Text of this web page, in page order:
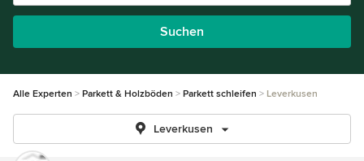
Suchen
Alle Experten Parkett & Holzböden Parkett schleifen Leverkusen
Leverkusen